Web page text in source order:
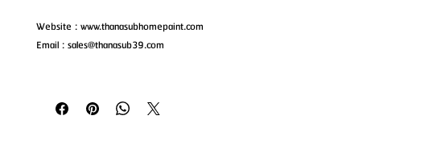
Website : www.thanasubhomepaint.com
Email : sales@thanasub39.com